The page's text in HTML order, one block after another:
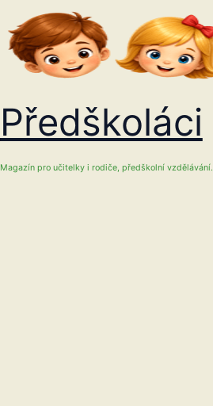
Předškoláci
Magazín pro učitelky i rodiče, předškolní vzdělávání.